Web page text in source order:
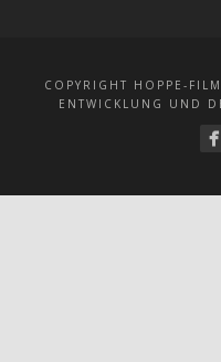
COPYRIGHT HOPPE-
ENTWICKLUNG UND